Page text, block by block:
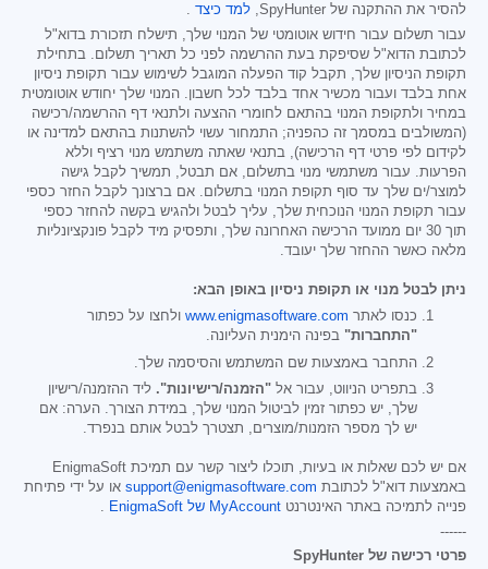
להסיר את ההתקנה של SpyHunter,
למד כיצד .
עבור תשלום עבור חידוש אוטומטי של המנוי שלך, תישלח תזכורת בדוא"ל
לכתובת הדוא"ל שסיפקת בעת ההרשמה לפני כל תאריך תשלום. בתחילת
תקופת הניסיון שלך, תקבל קוד הפעלה המוגבל לשימוש עבור תקופת ניסיון
אחת בלבד ועבור מכשיר אחד בלבד לכל חשבון. המנוי שלך יחודש אוטומטית
במחיר ולתקופת המנוי בהתאם לחומרי ההצעה ולתנאי דף ההרשמה/רכישה
(המשולבים במסמך זה כהפניה; התמחור עשוי להשתנות בהתאם למדינה או
לקידום לפי פרטי דף הרכישה), בתנאי שאתה משתמש מנוי רציף וללא
הפרעות. עבור משתמשי מנוי בתשלום, אם תבטל, תמשיך לקבל גישה
למוצר/ים שלך עד סוף תקופת המנוי בתשלום. אם ברצונך לקבל החזר כספי
עבור תקופת המנוי הנוכחית שלך, עליך לבטל ולהגיש בקשה להחזר כספי
תוך 30 יום ממועד הרכישה האחרונה שלך, ותפסיק מיד לקבל פונקציונליות
מלאה כאשר ההחזר שלך יעובד.
ניתן לבטל מנוי או תקופת ניסיון באופן הבא:
כנסו לאתר www.enigmasoftware.com ולחצו על כפתור
"התחברות" בפינה הימנית העליונה.
התחבר באמצעות שם המשתמש והסיסמה שלך.
בתפריט הניווט, עבור אל "הזמנה/רישיונות". ליד ההזמנה/רישיון
שלך, יש כפתור זמין לביטול המנוי שלך, במידת הצורך. הערה: אם
יש לך מספר הזמנות/מוצרים, תצטרך לבטל אותם בנפרד.
אם יש לכם שאלות או בעיות, תוכלו ליצור קשר עם תמיכת EnigmaSoft
באמצעות דוא"ל לכתובת support@enigmasoftware.com או על ידי פתיחת
פנייה לתמיכה באתר האינטרנט MyAccount של EnigmaSoft
.
------
פרטי רכישה של SpyHunter